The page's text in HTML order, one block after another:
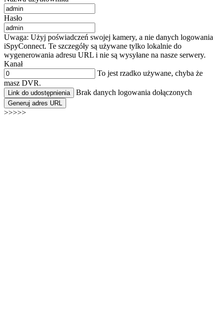
Hasło
Uwaga: Użyj poświadczeń swojej kamery, a nie danych logowania
iSpyConnect. Te szczegóły są używane tylko lokalnie do
wygenerowania adresu URL i nie są wysyłane na nasze serwery.
Kanał
To jest rzadko używane, chyba że
masz DVR.
Link do udostępnienia Brak danych logowania dołączonych
Generuj adres URL
>>>>>